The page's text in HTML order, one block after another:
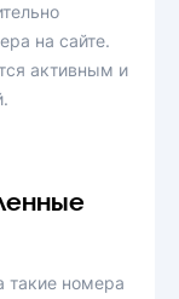
на сайте.
активным и
такие номера